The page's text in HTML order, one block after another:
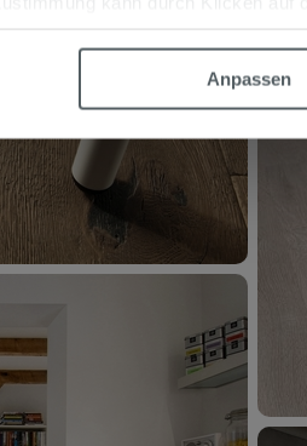
"X" klicken, können Sie
Anpassen